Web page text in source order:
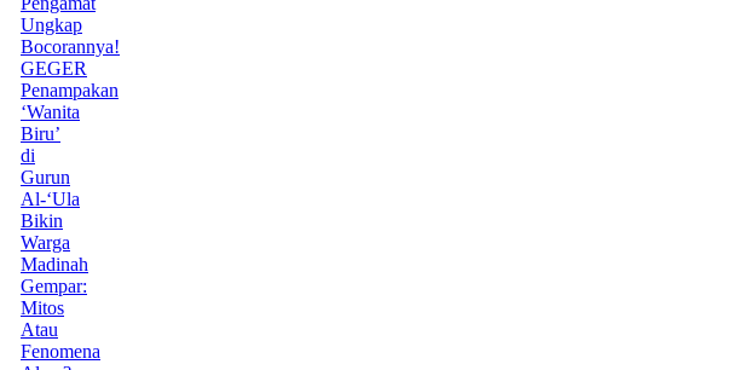
Ungkap
Bocorannya!
GEGER
Penampakan
‘Wanita
Biru’
di
Gurun
Al-‘Ula
Bikin
Warga
Madinah
Gempar:
Mitos
Atau
Fenomena